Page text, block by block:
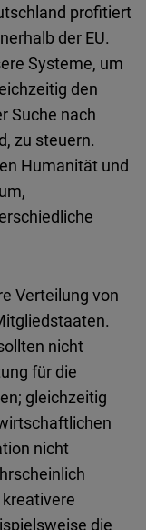
profitiert
der EU.
Systeme, um
den
Suche nach
, zu steuern.
Humanität und
,
Verteilung von
.
nicht
für die
; gleichzeitig
nicht
kreativere
die